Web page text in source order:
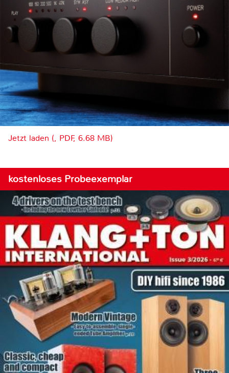
Jetzt laden (, PDF, 6.68 MB)
kostenloses Probeexemplar